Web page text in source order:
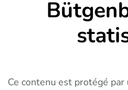
Ce contenu est protégé